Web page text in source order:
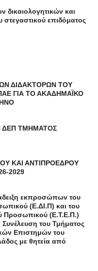
δικαιολογητικών και
επιδόματος
ΔΙΔΑΚΤΟΡΩΝ ΤΟΥ
ΓΙΑ ΤΟ ΑΚΑΔΗΜΑΪΚΟ
ΔΕΠ ΤΜΗΜΑΤΟΣ
ΚΑΙ ΑΝΤΙΠΡΟΕΔΡΟΥ
2029
εκπροσώπων του
(Ε.ΔΙ.Π) και του
Προσωπικού (Ε.Τ.Ε.Π.)
του Τμήματος
Επιστημών του
με θητεία από